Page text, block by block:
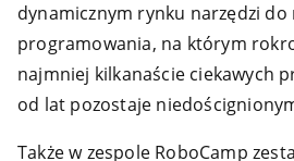
dynamicznym rynku narzędzi
programowania, na którym
najmniej kilkanaście ciekawych
od lat pozostaje
Także w zespole RoboCamp